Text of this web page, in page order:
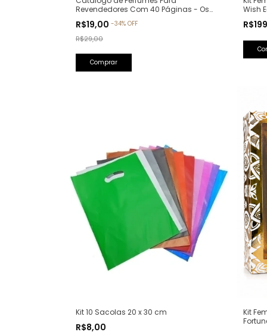
Revendedores Com 40 Páginas - Os
Revista Top Brands
R$19,00 -34% OFF
R$29,00
Comprar
Wish
Kit 10 Sacolas 20 x 30 cm
R$8,00
Kit